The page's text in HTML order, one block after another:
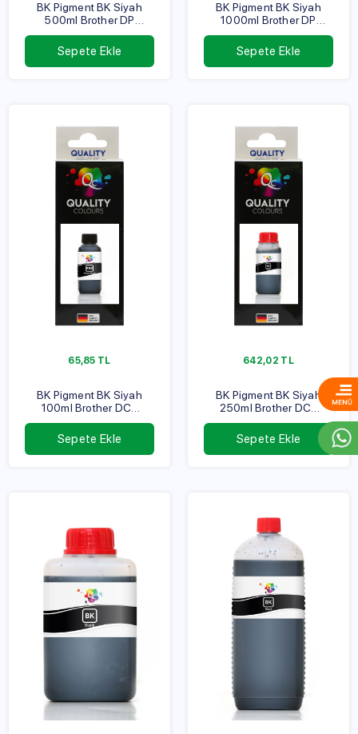
BK Pigment BK Siyah
500ml Brother DP
Serisi
Sepete Ekle
BK Pigment BK Siyah
1000ml Brother DP
Serisi
Sepete Ekle
65,85 TL
BK Pigment BK Siyah
100ml Brother DCP
Serisi
Sepete Ekle
642,02 TL
BK Pigment BK Siyah
250ml Brother DCP
Serisi
Sepete Ekle